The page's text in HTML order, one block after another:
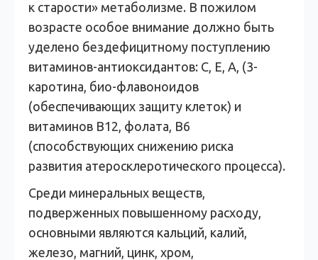
к старости» метаболизме. В пожилом
возрасте особое внимание должно быть
уделено бездефицитному поступлению
витаминов-антиоксидантов: С, Е, А, (3-
каротина, био-флавоноидов
(обеспечивающих защиту клеток) и
витаминов В12, фолата, В6
(способствующих снижению риска
развития атеросклеротического процесса).
Среди минеральных веществ,
подверженных повышенному расходу,
основными являются кальций, калий,
железо, магний, цинк, хром,